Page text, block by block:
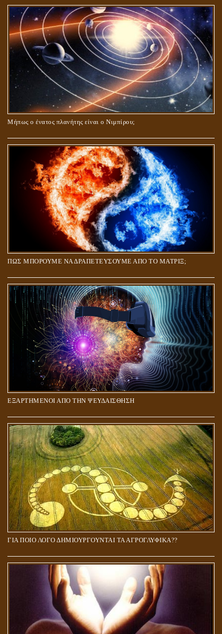
Μήπως ο ένατος πλανήτης είναι ο Νιμπίρου;
ΠΩΣ ΜΠΟΡΟΥΜΕ ΝΑ ΔΡΑΠΕΤΕΥΣΟΥΜΕ ΑΠΟ ΤΟ ΜΑΤΡΙΞ;
ΕΞΑΡΤΗΜΕΝΟΙ ΑΠΟ ΤΗΝ ΨΕΥΔΑΙΣΘΗΣΗ
ΓΙΑ ΠΟΙΟ ΛΟΓΟ ΔΗΜΙΟΥΡΓΟΥΝΤΑΙ ΤΑ ΑΓΡΟΓΛΥΦΙΚΑ??